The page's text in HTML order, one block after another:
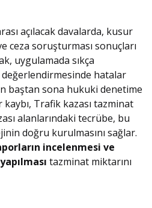
açılacak davalarda, kusur
ceza soruşturması sonuçları
uygulamada sıkça
hatalar
baştan sona hukuki denetime
kaybı, Trafik kazası tazminat
alanlarındaki tecrübe, bu
doğru kurulmasını sağlar.
incelenmesi ve
tazminat miktarını